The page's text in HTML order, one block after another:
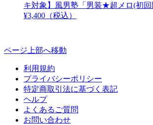
キ対象】風男塾「男装★超メロ(初回
¥3,400（税込）
ページ上部へ移動
利用規約
プライバシーポリシー
特定商取引法に基づく表記
ヘルプ
よくあるご質問
お問い合わせ